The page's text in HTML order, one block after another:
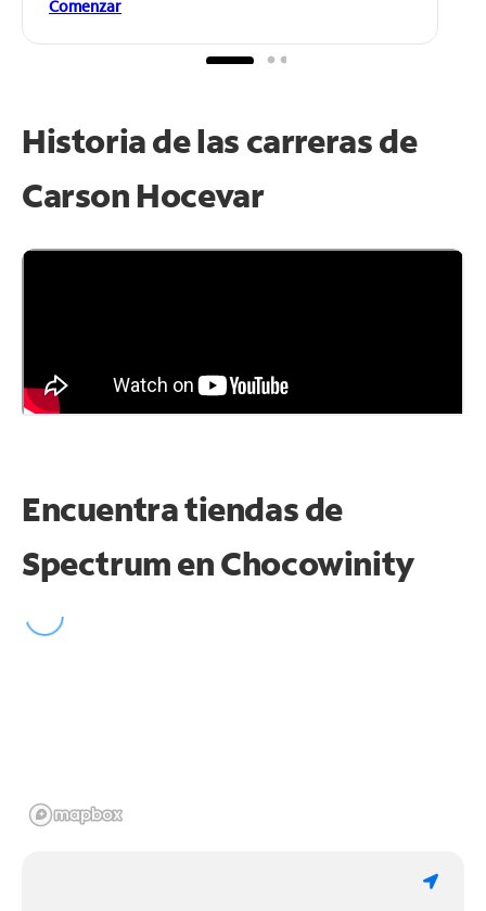
Comenzar
Historia de las carreras de
Carson Hocevar
Encuentra tiendas de
Spectrum enChocowinity